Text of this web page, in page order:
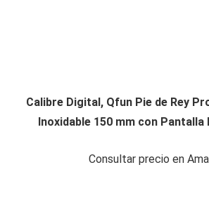
Calibre Digital, Qfun Pie de Rey
Inoxidable 150 mm con Pantalla
Consultar precio en